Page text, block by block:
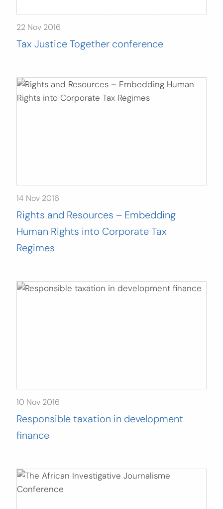
22 Nov 2016
Tax Justice Together conference
14 Nov 2016
Rights and Resources – Embedding
Human Rights into Corporate Tax
Regimes
10 Nov 2016
Responsible taxation in development
finance